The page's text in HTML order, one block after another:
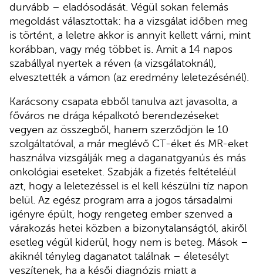
durvább – eladósodását. Végül sokan felemás
megoldást választottak: ha a vizsgálat időben meg
is történt, a leletre akkor is annyit kellett várni, mint
korábban, vagy még többet is. Amit a 14 napos
szabállyal nyertek a réven (a vizsgálatoknál),
elvesztették a vámon (az eredmény leletezésénél).
Karácsony csapata ebből tanulva azt javasolta, a
főváros ne drága képalkotó berendezéseket
vegyen az összegből, hanem szerződjön le 10
szolgáltatóval, a már meglévő CT-éket és MR-eket
használva vizsgálják meg a daganatgyanús és más
onkológiai eseteket. Szabják a fizetés feltételéül
azt, hogy a leletezéssel is el kell készülni tíz napon
belül. Az egész program arra a jogos társadalmi
igényre épült, hogy rengeteg ember szenved a
várakozás hetei közben a bizonytalanságtól, akiről
esetleg végül kiderül, hogy nem is beteg. Mások –
akiknél tényleg daganatot találnak – életesélyt
veszítenek, ha a késői diagnózis miatt a